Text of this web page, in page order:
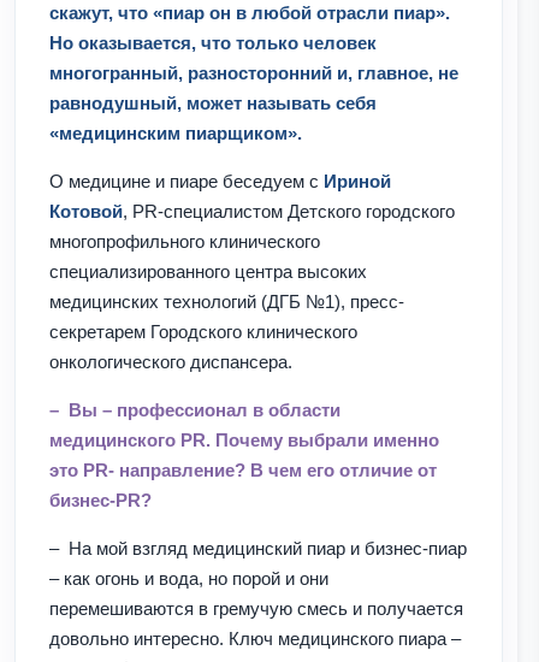
скажут, что «пиар он в любой отрасли пиар».
Но оказывается, что только человек
многогранный, разносторонний и, главное, не
равнодушный, может называть себя
«медицинским пиарщиком».
О медицине и пиаре беседуем с Ириной
Котовой, PR-специалистом Детского городского
многопрофильного клинического
специализированного центра высоких
медицинских технологий (ДГБ №1), пресс-
секретарем Городского клинического
онкологического диспансера.
– Вы – профессионал в области
медицинского PR. Почему выбрали именно
это PR- направление? В чем его отличие от
бизнес-PR?
– На мой взгляд медицинский пиар и бизнес-пиар
– как огонь и вода, но порой и они
перемешиваются в гремучую смесь и получается
довольно интересно. Ключ медицинского пиара –